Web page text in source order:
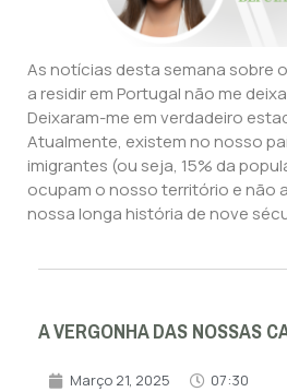
As notícias desta semana sobre
a residir em Portugal não me
Deixaram-me em verdadeiro
Atualmente, existem no nosso
imigrantes (ou seja, 15% da
ocupam o nosso território e não
nossa longa história de nove
A VERGONHA DAS NOSSAS
Março 21, 2025 07:30